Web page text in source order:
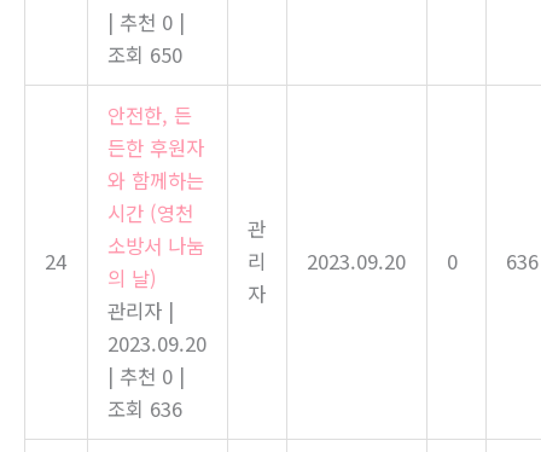
| 추천 0 |
조회 650
24
안전한, 든
든한 후원자
와 함께하는
시간 (영천
소방서 나눔
의 날)
관리자 |
2023.09.20
| 추천 0 |
조회 636
관
리
자
2023.09.20 0 636